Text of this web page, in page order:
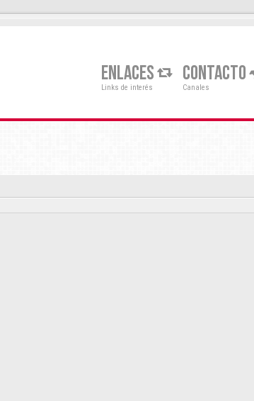
ENLACES
Links de interés
CONTACTO
Canales